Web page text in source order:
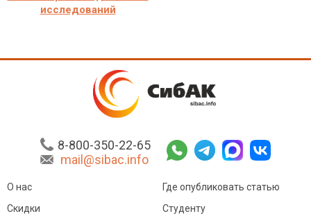
исследований
8-800-350-22-65
mail@sibac.info
О нас
Скидки
Где опубликовать статью
Студенту